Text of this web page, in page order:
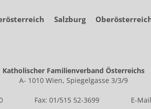
Salzburg
Katholischer Familienverband Österreichs
A- 1010 Wien, Spiegelgasse 3/3/9
Fax: 01/515 52-3699 E-